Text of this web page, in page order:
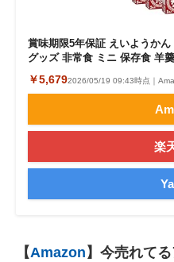
賞味期限5年保証 えいようか
グッズ 非常食 ミニ 保存食 羊
￥5,6792026/05/19 09:43時点｜
楽
【Amazon 】今売れて